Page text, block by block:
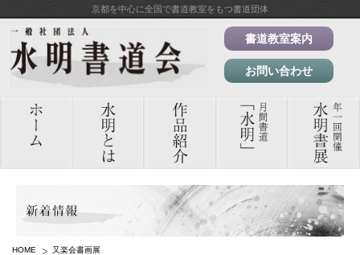
京都を中心に全国で書道教室をもつ書道団体
書道教室案内
お問い合わせ
HOME 又楽会書画展